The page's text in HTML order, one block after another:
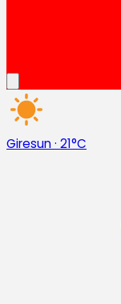
Giresun· 21°C